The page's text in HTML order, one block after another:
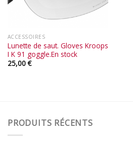
ACCESSOIRES
Lunette de saut. Gloves Kroops
I K 91 goggle.En stock
25,00€
PRODUITS RÉCENTS